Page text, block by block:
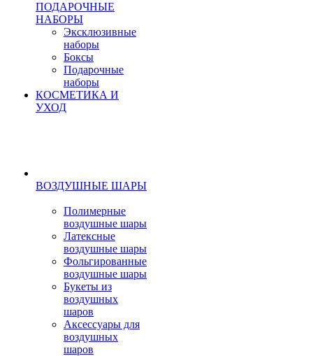
ПОДАРОЧНЫЕ
НАБОРЫ
Эксклюзивные
наборы
Боксы
Подарочные
наборы
КОСМЕТИКА И
УХОД
ВОЗДУШНЫЕ ШАРЫ
Полимерные
воздушные шары
Латексные
воздушные шары
Фольгированные
воздушные шары
Букеты из
воздушных
шаров
Аксессуары для
воздушных
шаров